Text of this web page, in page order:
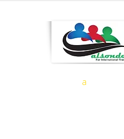
a